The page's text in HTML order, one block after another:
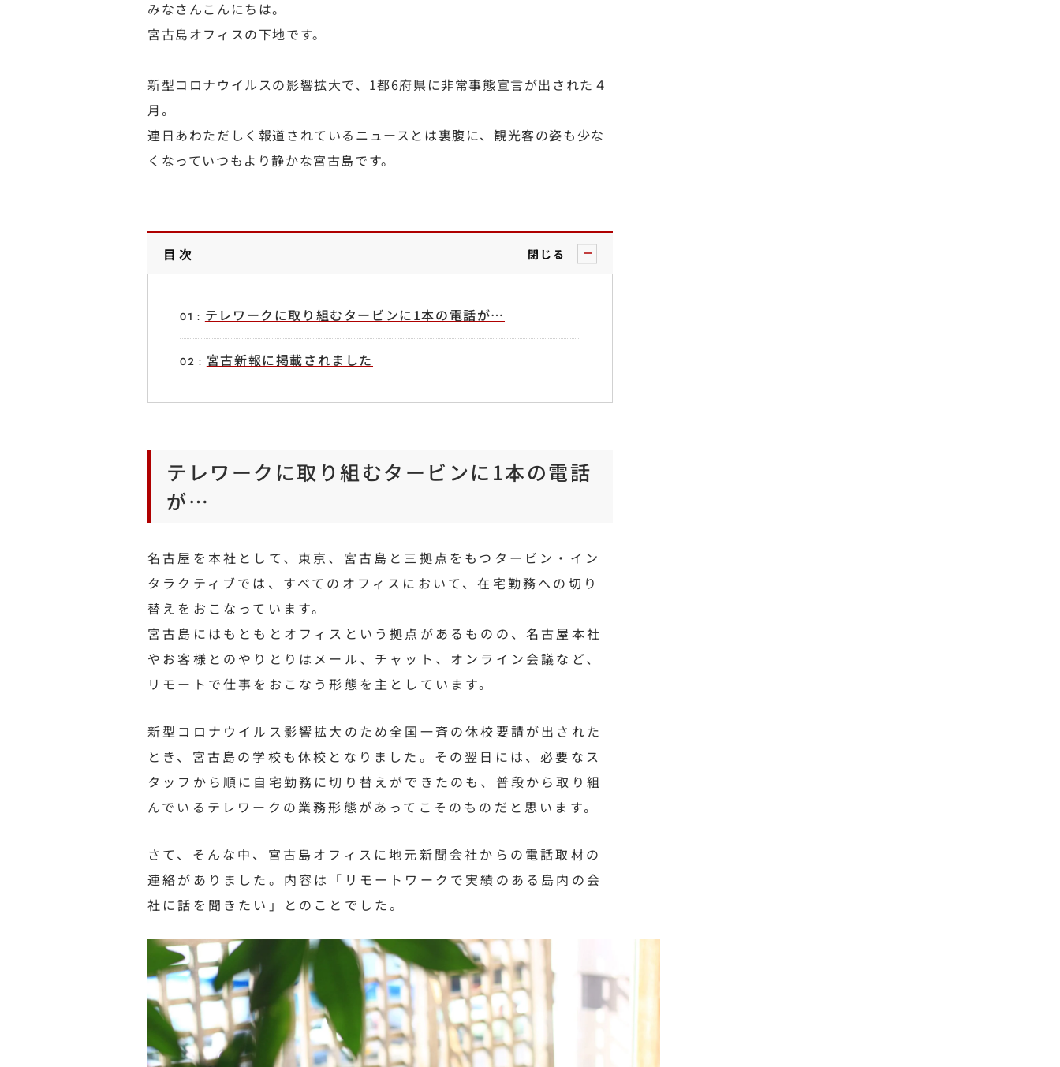
みなさんこんにちは。
宮古島オフィスの下地です。
新型コロナウイルスの影響拡大で、1都6府県に非常事態宣言が出された４
月。
連日あわただしく報道されているニュースとは裏腹に、観光客の姿も少な
くなっていつもより静かな宮古島です。
目次 閉じる
テレワークに取り組むタービンに1本の電話が…
宮古新報に掲載されました
テレワークに取り組むタービンに1本の電話
が…
名古屋を本社として、東京、宮古島と三拠点をもつタービン・イン
タラクティブでは、すべてのオフィスにおいて、在宅勤務への切り
替えをおこなっています。
宮古島にはもともとオフィスという拠点があるものの、名古屋本社
やお客様とのやりとりはメール、チャット、オンライン会議など、
リモートで仕事をおこなう形態を主としています。
新型コロナウイルス影響拡大のため全国一斉の休校要請が出された
とき、宮古島の学校も休校となりました。その翌日には、必要なス
タッフから順に自宅勤務に切り替えができたのも、普段から取り組
んでいるテレワークの業務形態があってこそのものだと思います。
さて、そんな中、宮古島オフィスに地元新聞会社からの電話取材の
連絡がありました。内容は「リモートワークで実績のある島内の会
社に話を聞きたい」とのことでした。